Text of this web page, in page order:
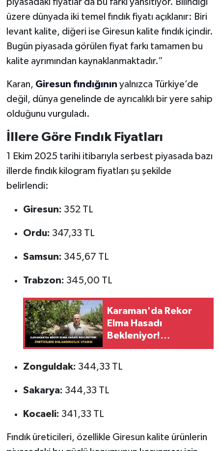
üzere dünyada iki temel fındık fiyatı açıklanır: Biri
levant kalite, diğeri ise Giresun kalite fındık içindir.
Bugün piyasada görülen fiyat farkı tamamen bu
kalite ayrımından kaynaklanmaktadır.”
Karan, Giresun fındığının yalnızca Türkiye’de
değil, dünya genelinde de ayrıcalıklı bir yere sahip
olduğunu vurguladı.
İllere Göre Fındık Fiyatları
1 Ekim 2025 tarihi itibarıyla serbest piyasada bazı
illerde fındık kilogram fiyatları şu şekilde
belirlendi:
Giresun: 352 TL
Ordu: 347,33 TL
Samsun: 345,67 TL
Trabzon: 345,00 TL
Karaman'da Rekor
Elma Hasadı
Bekleniyor!
Üreticilere
Zonguldak: 344,33 TL
Sakarya: 344,33 TL
Kocaeli: 341,33 TL
Fındık üreticileri, özellikle Giresun kalite ürünlerin